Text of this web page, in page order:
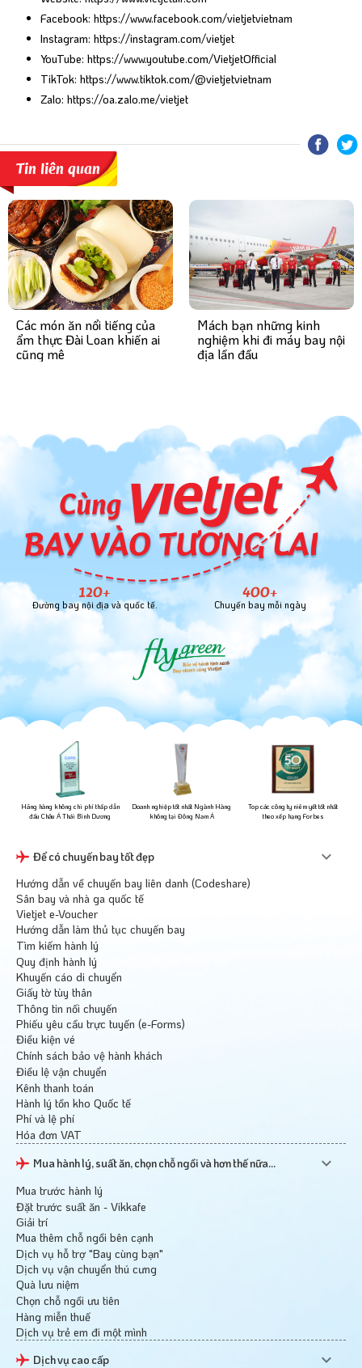
Facebook: https://www.facebook.com/vietjetvietnam
Instagram: https://instagram.com/vietjet
YouTube: https://www.youtube.com/VietjetOfficial
TikTok: https://www.tiktok.com/@vietjetvietnam
Zalo: https://oa.zalo.me/vietjet
Tin liên quan
Các món ăn nổi tiếng của
ẩm thực Đài Loan khiến ai
cũng mê
Mách bạn những kinh
nghiệm khi đi máy bay nội
địa lần đầu
120+
Đường bay nội địa và quốc tế.
400+
Chuyến bay mỗi ngày
Hãng hàng không chi phí thấp dẫn
đầu Châu Á Thái Bình Dương
Doanh nghiệp tốt nhất Ngành Hàng
không tại Đông Nam Á
Top các công ty niêm yết tốt nhất
theo xếp hạng Forbes
Để có chuyến bay tốt đẹp
Hướng dẫn về chuyến bay liên danh (Codeshare)
Sân bay và nhà ga quốc tế
Vietjet e-Voucher
Hướng dẫn làm thủ tục chuyến bay
Tìm kiếm hành lý
Quy định hành lý
Khuyến cáo di chuyển
Giấy tờ tùy thân
Thông tin nối chuyến
Phiếu yêu cầu trực tuyến (e-Forms)
Điều kiện vé
Chính sách bảo vệ hành khách
Điều lệ vận chuyển
Kênh thanh toán
Hành lý tồn kho Quốc tế
Phí và lệ phí
Hóa đơn VAT
Mua hành lý, suất ăn, chọn chỗ ngồi và hơn thế nữa...
Mua trước hành lý
Đặt trước suất ăn - Vikkafe
Giải trí
Mua thêm chỗ ngồi bên cạnh
Dịch vụ hỗ trợ "Bay cùng bạn"
Dịch vụ vận chuyển thú cưng
Quà lưu niệm
Chọn chỗ ngồi ưu tiên
Hàng miễn thuế
Dịch vụ trẻ em đi một mình
Dịch vụ cao cấp